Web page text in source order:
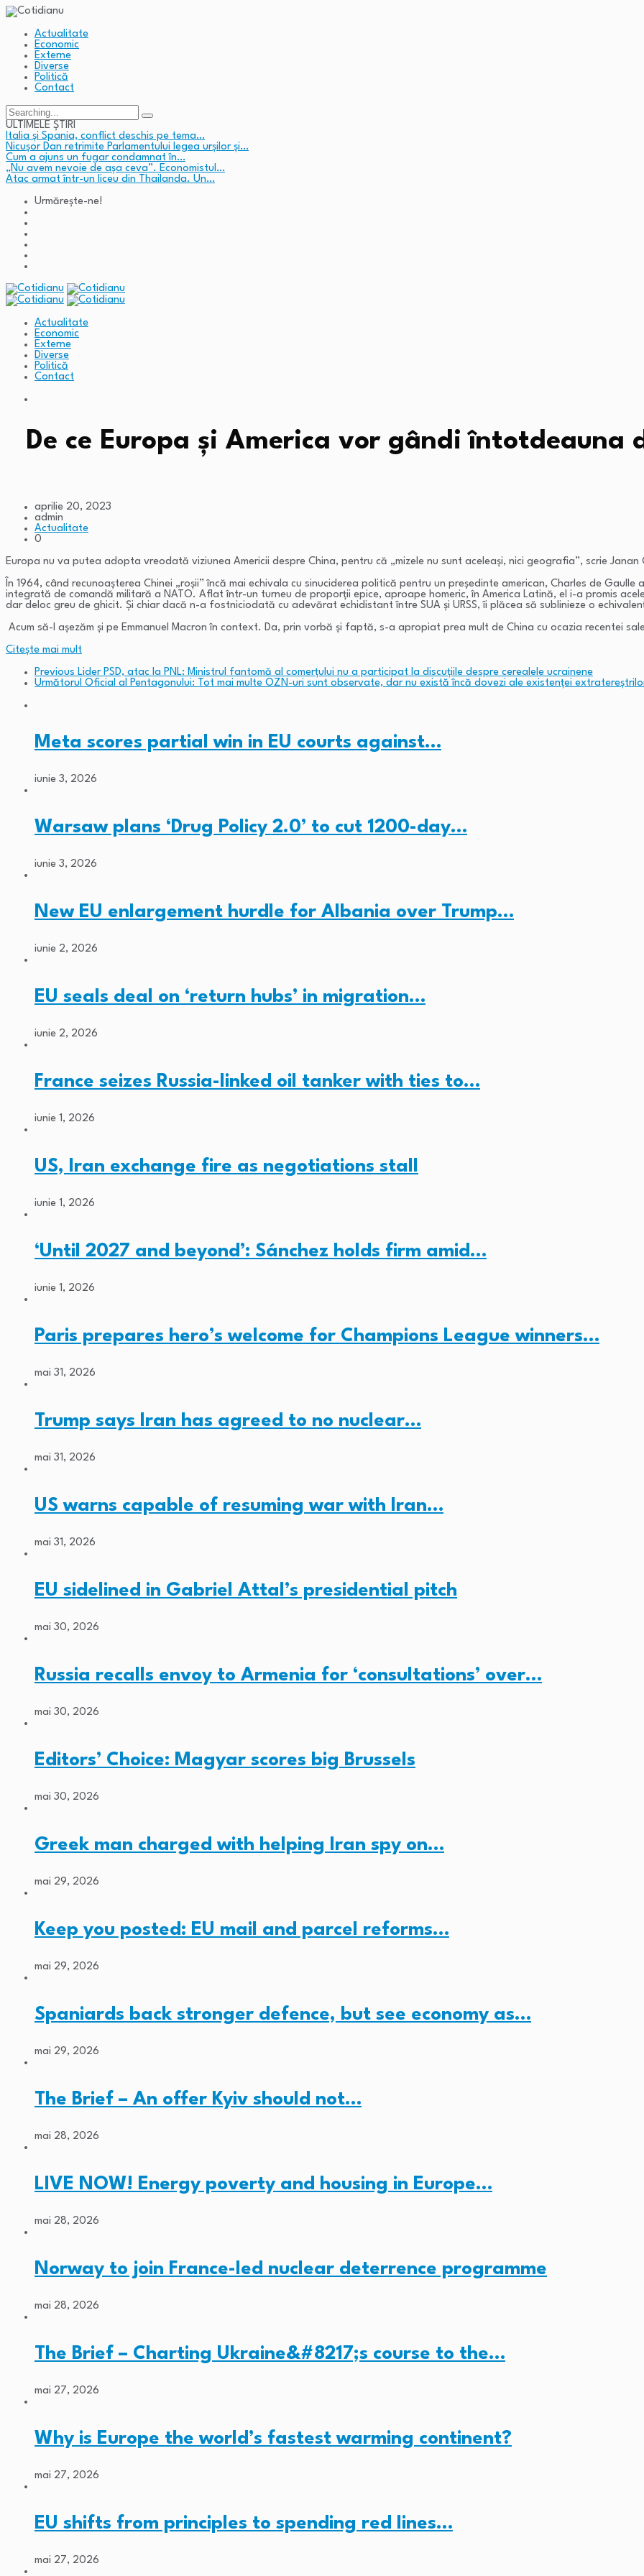
Actualitate
Economic
Externe
Diverse
Politică
Contact
Search
for:
ULTIMELE ȘTIRI
Italia și Spania, conflict deschis pe tema…
Nicușor Dan retrimite Parlamentului legea urșilor și…
Cum a ajuns un fugar condamnat în…
„Nu avem nevoie de așa ceva”. Economistul…
Atac armat într-un liceu din Thailanda. Un…
Urmărește-ne!
Actualitate
Economic
Externe
Diverse
Politică
Contact
De ce Europa și America vor gândi
aprilie 20, 2023
admin
Actualitate
0
Europa nu va putea adopta vreodată viziunea Americii despre China, pentru că „mizele nu sunt aceleași, nici geografia”, scrie
În 1964, când recunoașterea Chinei „roșii” încă mai echivala cu sinuciderea politică pentru un președinte american, Charles de
integrată de comandă militară a NATO. Aflat într-un turneu de proporții epice, aproape homeric, în America Latină, el i-a promis
dar deloc greu de ghicit. Și chiar dacă n-a fostniciodată cu adevărat echidistant între SUA și URSS, îi plăcea să sublinieze o
Acum să-l așezăm și pe Emmanuel Macron în context. Da, prin vorbă și faptă, s-a apropiat prea mult de China cu ocazia recentei
Citeşte mai mult
Previous Lider PSD, atac la PNL: Ministrul fantomă al comerțului nu a participat la discuțiile despre cerealele ucrainene
Următorul Oficial al Pentagonului: Tot mai multe OZN-uri sunt observate, dar nu există încă dovezi ale existenței
Meta scores partial win in EU courts against…
iunie 3, 2026
Warsaw plans ‘Drug Policy 2.0’ to cut 1200-day…
iunie 3, 2026
New EU enlargement hurdle for Albania over Trump…
iunie 2, 2026
EU seals deal on ‘return hubs’ in migration…
iunie 2, 2026
France seizes Russia-linked oil tanker with ties to…
iunie 1, 2026
US, Iran exchange fire as negotiations stall
iunie 1, 2026
‘Until 2027 and beyond’: Sánchez holds firm amid…
iunie 1, 2026
Paris prepares hero’s welcome for Champions League winners…
mai 31, 2026
Trump says Iran has agreed to no nuclear…
mai 31, 2026
US warns capable of resuming war with Iran…
mai 31, 2026
EU sidelined in Gabriel Attal’s presidential pitch
mai 30, 2026
Russia recalls envoy to Armenia for ‘consultations’ over…
mai 30, 2026
Editors’ Choice: Magyar scores big Brussels
mai 30, 2026
Greek man charged with helping Iran spy on…
mai 29, 2026
Keep you posted: EU mail and parcel reforms…
mai 29, 2026
Spaniards back stronger defence, but see economy as…
mai 29, 2026
The Brief – An offer Kyiv should not…
mai 28, 2026
LIVE NOW! Energy poverty and housing in Europe…
mai 28, 2026
Norway to join France-led nuclear deterrence programme
mai 28, 2026
The Brief – Charting Ukraine&#8217;s course to the…
mai 27, 2026
Why is Europe the world’s fastest warming continent?
mai 27, 2026
EU shifts from principles to spending red lines…
mai 27, 2026